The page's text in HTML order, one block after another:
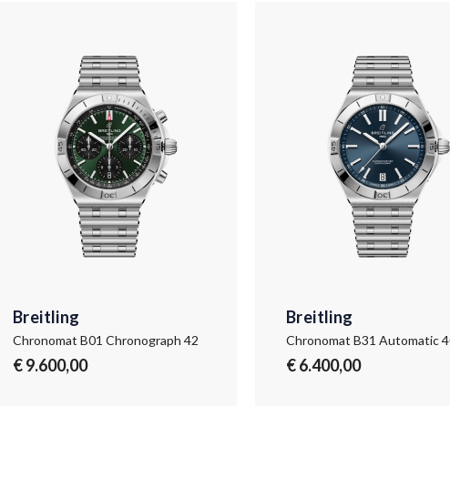
Breitling
Chronomat B01 Chronograph 42
€ 9.600,00
Breitling
Chronomat B31 Automatic
€ 6.400,00